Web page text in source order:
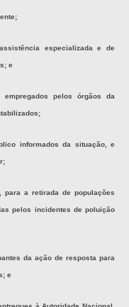
especializada e de
e
pelos órgãos da
informados da situação, e
a retirada de populações
pelos incidentes de poluição
da ação de resposta para
e